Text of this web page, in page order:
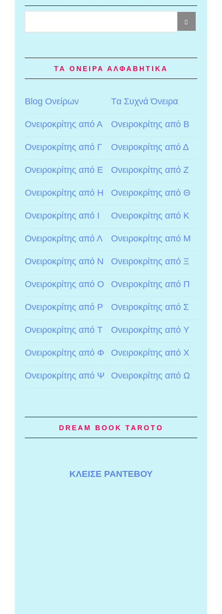
ΤΑ ΟΝΕΙΡΑ ΑΛΦΑΒΗΤΙΚΑ
Blog Ονείρων Tα Συχνά Όνειρα
Ονειροκρίτης από Α Ονειροκρίτης από Β
Ονειροκρίτης από Γ Ονειροκρίτης από Δ
Ονειροκρίτης από Ε Ονειροκρίτης από Ζ
Ονειροκρίτης από Η Ονειροκρίτης από Θ
Ονειροκρίτης από Ι Ονειροκρίτης από Κ
Ονειροκρίτης από Λ Ονειροκρίτης από Μ
Ονειροκρίτης από Ν Ονειροκρίτης από Ξ
Ονειροκρίτης από Ο Ονειροκρίτης από Π
Ονειροκρίτης από Ρ Ονειροκρίτης από Σ
Ονειροκρίτης από Τ Ονειροκρίτης από Υ
Ονειροκρίτης από Φ Ονειροκρίτης από Χ
Ονειροκρίτης από Ψ Ονειροκρίτης από Ω
DREAM BOOK TAROTO
ΚΛΕΙΣΕ ΡΑΝΤΕΒΟΥ